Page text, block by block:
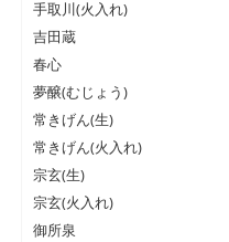
手取川(火入れ)
吉田蔵
春心
夢醸(むじょう)
常きげん(生)
常きげん(火入れ)
宗玄(生)
宗玄(火入れ)
御所泉